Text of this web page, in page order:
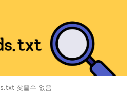
찾을수 없음